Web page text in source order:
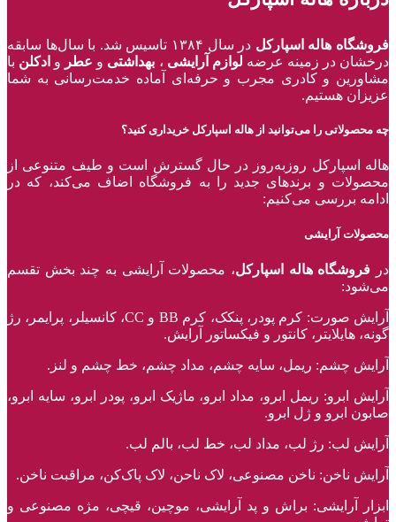
فروشگاه هاله اسپارکل
در سال ۱۳۸۴ تاسیس شد. با سال‌ها سابقه
درخشان در زمینه عرضه لوازم آرایشی ، بهداشتی و عطر و ادکلن با
مشاورین و کادری مجرب و حرفه‌ای آماده خدمت‌رسانی به شما
عزیزان هستیم.
چه محصولاتی را می‌توانید از هاله اسپارکل خریداری کنید؟
هاله اسپارکل روزبه‌روز در حال گسترش است و طیف متنوعی از
محصولات و برند‌های جدید را به فروشگاه اضاف می‌کند، که در
ادامه بررسی می‌کنیم:
محصولات آرایشی
در فروشگاه هاله اسپارکل، محصولات آرایشی به چند بخش تقسم
می‌شود:
آرایش صورت: کرم پودر، پنکک، کرم BB و CC، کانسیلر، پرایمر، رژ‌
گونه، هایلایتر، کانتور و فیکساتور آرایش.
آرایش چشم: ریمل، سایه چشم، مداد چشم، خط چشم و لنز.
آرایش ابرو: ریمل ابرو، مداد ابرو، ماژیک ابرو، پودر ابرو، سایه ابرو،
صابون ابرو و ژل ابرو.
آرایش لب: رژ لب، مداد لب، خط لب، بالم لب.
آرایش ناخن: ناخن مصنوعی، لاک ناحن، لاک پاک‌کن، مراقبت ناخن.
ابزار آرایشی: براش و پد آرایشی، موچین، قیچی، مژه مصنوعی و